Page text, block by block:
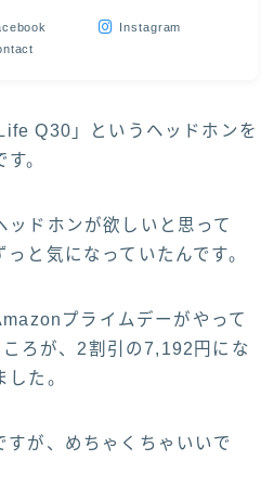
Instagram
Q30」というヘッドホンを
。
ッドホンが欲しいと思って
と気になっていたんです。
プライムデーがやって
ろが、2割引の7,192円にな
た。
が、めちゃくちゃいいで